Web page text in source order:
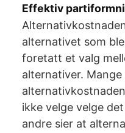
Effektiv
alternativet som
foretatt et valg
alternativer. Mange
ikke velge velge
andre sier at